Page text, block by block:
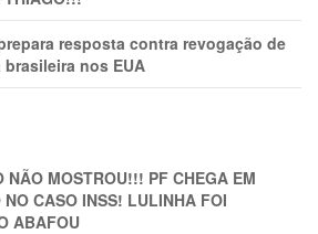
resposta contra revogação de
nos EUA
NÃO MOSTROU!!! PF CHEGA EM
CASO INSS! LULINHA FOI
ABAFOU